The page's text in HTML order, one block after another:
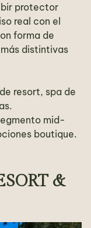
protector
real con el
forma de
distintivas
resort, spa de
mid-
boutique.
&